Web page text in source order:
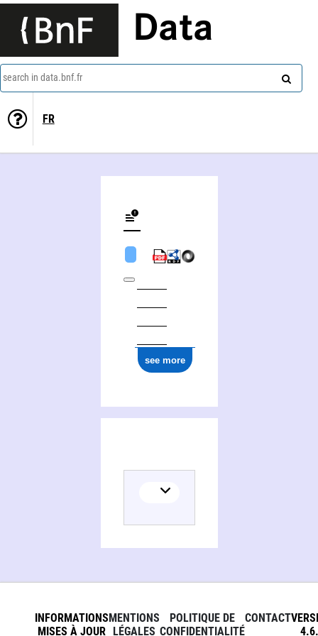
Data
search in data.bnf.fr
FR
see more
INFORMATIONS
MISES À JOUR
MENTIONS
LÉGALES
POLITIQUE DE
CONFIDENTIALITÉ
CONTACT